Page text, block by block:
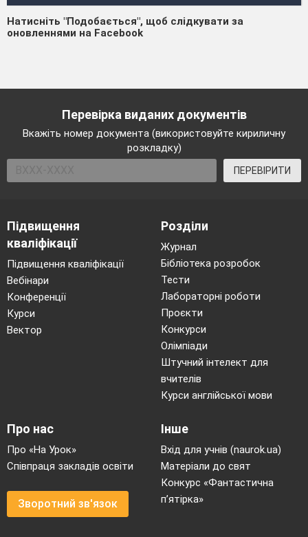
Натисніть "Подобається", щоб слідкувати за
оновленнями на Facebook
Перевірка виданих документів
Вкажіть номер документа (використовуйте кириличну
розкладку)
ПЕРЕВІРИТИ
Підвищення
кваліфікації
Підвищення кваліфікації
Вебінари
Конференції
Курси
Вектор
Розділи
Журнал
Бібліотека розробок
Тести
Лабораторні роботи
Проєкти
Конкурси
Олімпіади
Штучний інтелект для
вчителів
Курси англійської мови
Про нас
Про «На Урок»
Співпраця закладів освіти
Зворотний зв'язок
Інше
Вхід для учнів (naurok.ua)
Матеріали до свят
Конкурс «Фантастична
п’ятірка»